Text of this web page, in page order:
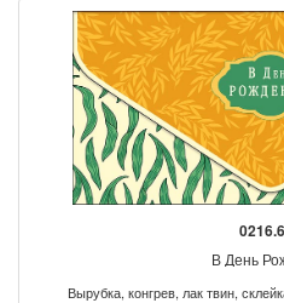
В День
Вырубка, конгрев, лак твин,